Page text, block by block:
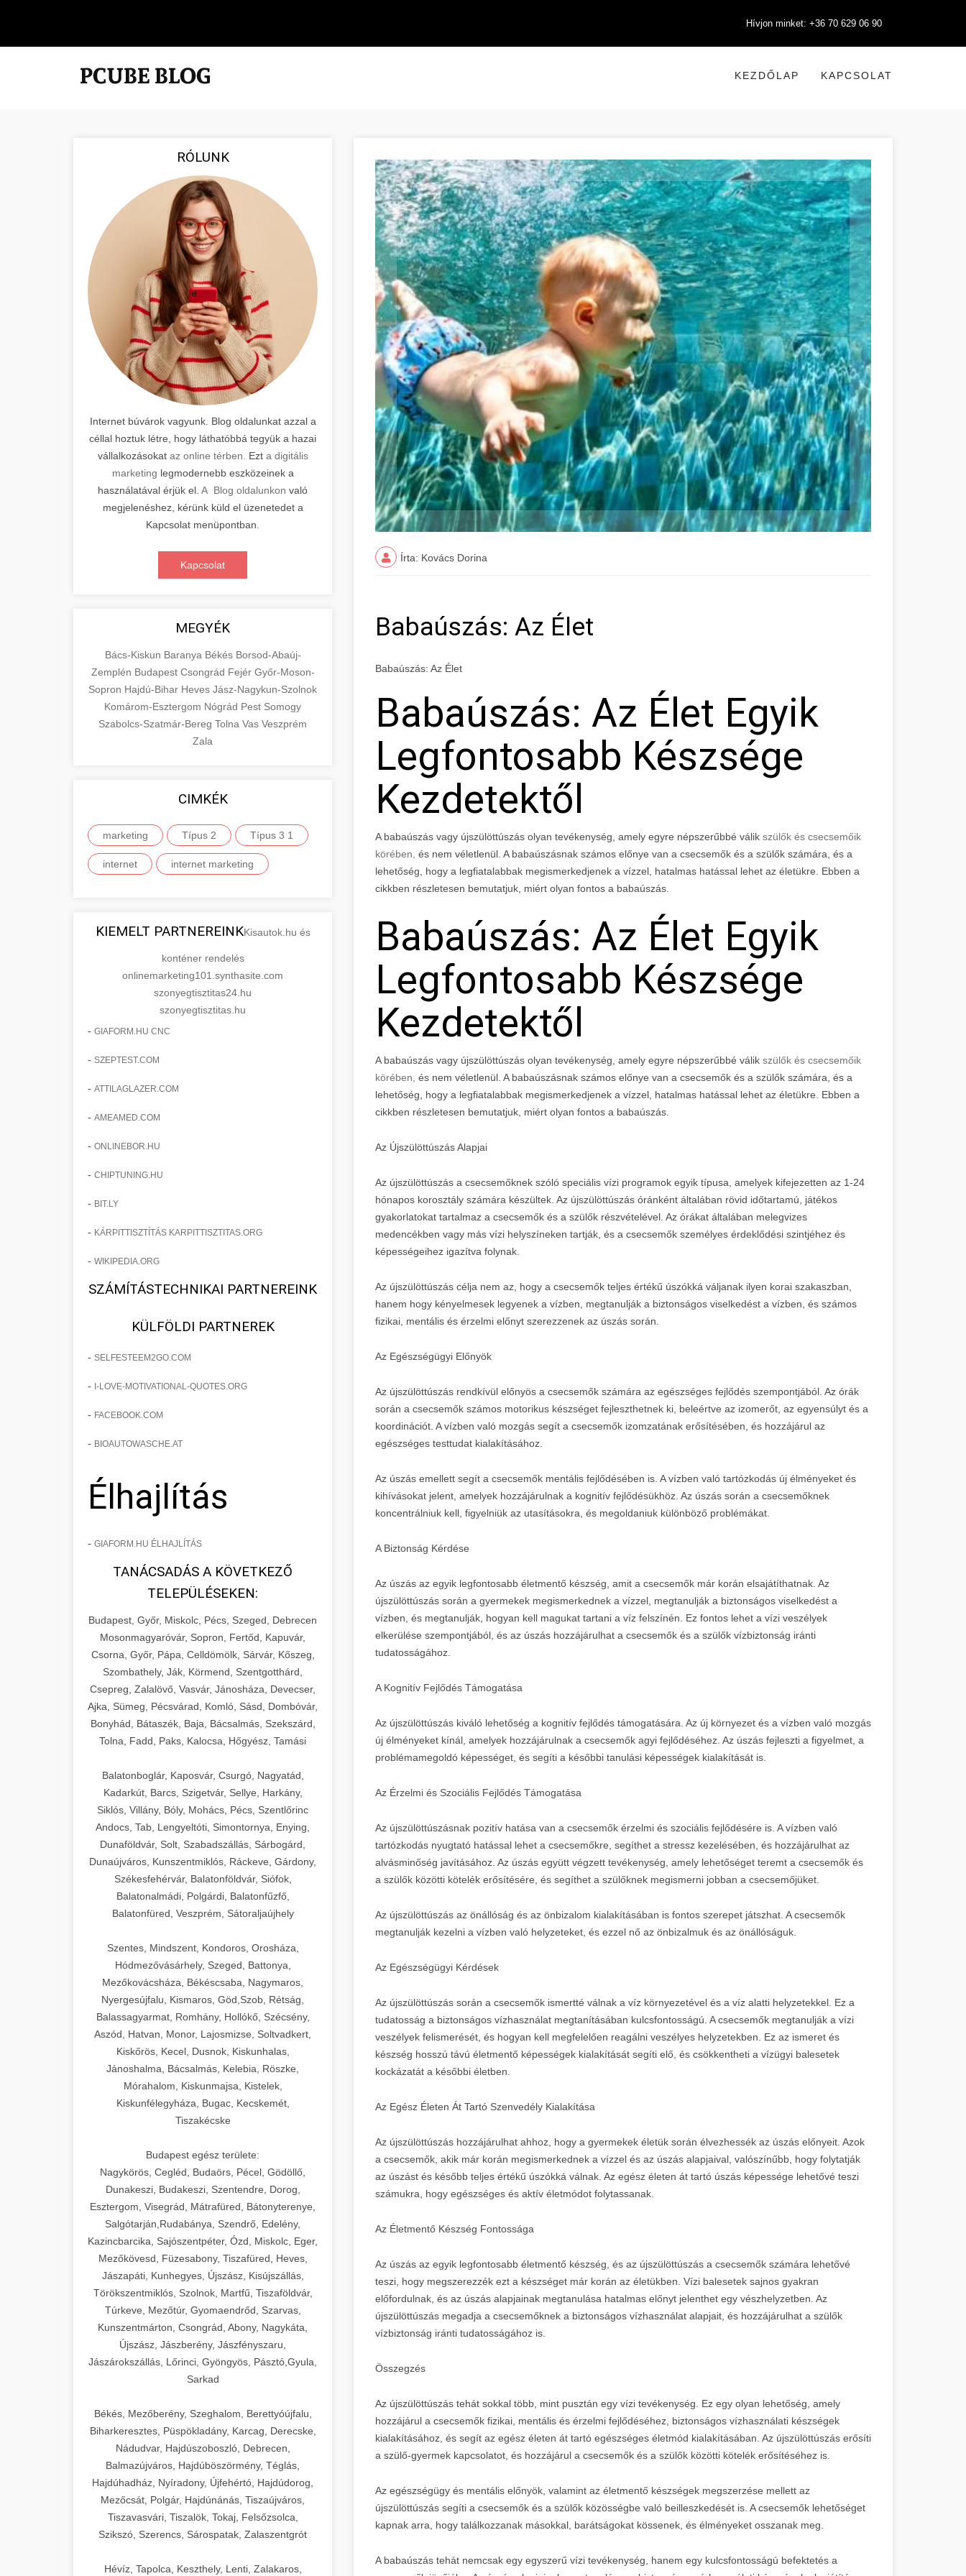
Hívjon minket: +36 70 629 06 90
KEZDŐLAP KAPCSOLAT
RÓLUNK
Internet búvárok vagyunk. Blog oldalunkat azzal a
céllal hoztuk létre, hogy láthatóbbá tegyük a hazai
vállalkozásokat az online térben. Ezt a digitális
marketing legmodernebb eszközeinek a
használatával érjük el. A Blog oldalunkon való
megjelenéshez, kérünk küld el üzenetedet a
Kapcsolat menüpontban.
Kapcsolat
MEGYÉK
Bács-Kiskun Baranya Békés Borsod-Abaúj-
Zemplén Budapest Csongrád Fejér Győr-Moson-
Sopron Hajdú-Bihar Heves Jász-Nagykun-Szolnok
Komárom-Esztergom Nógrád Pest Somogy
Szabolcs-Szatmár-Bereg Tolna Vas Veszprém
Zala
CIMKÉK
marketing Típus 2 Típus 3 1
internet internet marketing
KIEMELT PARTNEREINKKisautok.hu és
konténer rendelés
onlinemarketing101.synthasite.com
szonyegtisztitas24.hu
szonyegtisztitas.hu
- GIAFORM.HU CNC
- SZEPTEST.COM
- ATTILAGLAZER.COM
- AMEAMED.COM
- ONLINEBOR.HU
- CHIPTUNING.HU
- BIT.LY
- KÁRPITTISZTÍTÁS KARPITTISZTITAS.ORG
- WIKIPEDIA.ORG
SZÁMÍTÁSTECHNIKAI PARTNEREINK
KÜLFÖLDI PARTNEREK
- SELFESTEEM2GO.COM
- I-LOVE-MOTIVATIONAL-QUOTES.ORG
- FACEBOOK.COM
- BIOAUTOWASCHE.AT
Élhajlítás
- GIAFORM.HU ÉLHAJLÍTÁS
TANÁCSADÁS A KÖVETKEZŐ
TELEPÜLÉSEKEN:
Budapest, Győr, Miskolc, Pécs, Szeged, Debrecen
Mosonmagyaróvár, Sopron, Fertőd, Kapuvár,
Csorna, Győr, Pápa, Celldömölk, Sárvár, Kőszeg,
Szombathely, Ják, Körmend, Szentgotthárd,
Csepreg, Zalalövő, Vasvár, Jánosháza, Devecser,
Ajka, Sümeg, Pécsvárad, Komló, Sásd, Dombóvár,
Bonyhád, Bátaszék, Baja, Bácsalmás, Szekszárd,
Tolna, Fadd, Paks, Kalocsa, Hőgyész, Tamási
Balatonboglár, Kaposvár, Csurgó, Nagyatád,
Kadarkút, Barcs, Szigetvár, Sellye, Harkány,
Siklós, Villány, Bóly, Mohács, Pécs, Szentlőrinc
Andocs, Tab, Lengyeltóti, Simontornya, Enying,
Dunaföldvár, Solt, Szabadszállás, Sárbogárd,
Dunaújváros, Kunszentmiklós, Ráckeve, Gárdony,
Székesfehérvár, Balatonföldvár, Siófok,
Balatonalmádi, Polgárdi, Balatonfűzfő,
Balatonfüred, Veszprém, Sátoraljaújhely
Szentes, Mindszent, Kondoros, Orosháza,
Hódmezővásárhely, Szeged, Battonya,
Mezőkovácsháza, Békéscsaba, Nagymaros,
Nyergesújfalu, Kismaros, Göd,Szob, Rétság,
Balassagyarmat, Romhány, Hollókő, Szécsény,
Aszód, Hatvan, Monor, Lajosmizse, Soltvadkert,
Kiskőrös, Kecel, Dusnok, Kiskunhalas,
Jánoshalma, Bácsalmás, Kelebia, Röszke,
Mórahalom, Kiskunmajsa, Kistelek,
Kiskunfélegyháza, Bugac, Kecskemét,
Tiszakécske
Budapest egész területe:
Nagykörös, Cegléd, Budaörs, Pécel, Gödöllő,
Dunakeszi, Budakeszi, Szentendre, Dorog,
Esztergom, Visegrád, Mátrafüred, Bátonyterenye,
Salgótarján,Rudabánya, Szendrő, Edelény,
Kazincbarcika, Sajószentpéter, Ózd, Miskolc, Eger,
Mezőkövesd, Füzesabony, Tiszafüred, Heves,
Jászapáti, Kunhegyes, Újszász, Kisújszállás,
Törökszentmiklós, Szolnok, Martfű, Tiszaföldvár,
Túrkeve, Mezőtúr, Gyomaendrőd, Szarvas,
Kunszentmárton, Csongrád, Abony, Nagykáta,
Újszász, Jászberény, Jászfényszaru,
Jászárokszállás, Lőrinci, Gyöngyös, Pásztó,Gyula,
Sarkad
Békés, Mezőberény, Szeghalom, Berettyóújfalu,
Biharkeresztes, Püspökladány, Karcag, Derecske,
Nádudvar, Hajdúszoboszló, Debrecen,
Balmazújváros, Hajdúböszörmény, Téglás,
Hajdúhadház, Nyíradony, Újfehértó, Hajdúdorog,
Mezőcsát, Polgár, Hajdúnánás, Tiszaújváros,
Tiszavasvári, Tiszalök, Tokaj, Felsőzsolca,
Szikszó, Szerencs, Sárospatak, Zalaszentgrót
Hévíz, Tapolca, Keszthely, Lenti, Zalakaros,
Írta: Kovács Dorina
Babaúszás: Az Élet
Babaúszás: Az Élet
Babaúszás: Az Élet Egyik
Legfontosabb Készsége
Kezdetektől
A babaúszás vagy újszülöttúszás olyan tevékenység, amely egyre népszerűbbé válik szülők és csecsemőik
körében, és nem véletlenül. A babaúszásnak számos előnye van a csecsemők és a szülők számára, és a
lehetőség, hogy a legfiatalabbak megismerkedjenek a vízzel, hatalmas hatással lehet az életükre. Ebben a
cikkben részletesen bemutatjuk, miért olyan fontos a babaúszás.
Babaúszás: Az Élet Egyik
Legfontosabb Készsége
Kezdetektől
A babaúszás vagy újszülöttúszás olyan tevékenység, amely egyre népszerűbbé válik szülők és csecsemőik
körében, és nem véletlenül. A babaúszásnak számos előnye van a csecsemők és a szülők számára, és a
lehetőség, hogy a legfiatalabbak megismerkedjenek a vízzel, hatalmas hatással lehet az életükre. Ebben a
cikkben részletesen bemutatjuk, miért olyan fontos a babaúszás.
Az Újszülöttúszás Alapjai
Az újszülöttúszás a csecsemőknek szóló speciális vízi programok egyik típusa, amelyek kifejezetten az 1-24
hónapos korosztály számára készültek. Az újszülöttúszás óránként általában rövid időtartamú, játékos
gyakorlatokat tartalmaz a csecsemők és a szülők részvételével. Az órákat általában melegvizes
medencékben vagy más vízi helyszíneken tartják, és a csecsemők személyes érdeklődési szintjéhez és
képességeihez igazítva folynak.
Az újszülöttúszás célja nem az, hogy a csecsemők teljes értékű úszókká váljanak ilyen korai szakaszban,
hanem hogy kényelmesek legyenek a vízben, megtanulják a biztonságos viselkedést a vízben, és számos
fizikai, mentális és érzelmi előnyt szerezzenek az úszás során.
Az Egészségügyi Előnyök
Az újszülöttúszás rendkívül előnyös a csecsemők számára az egészséges fejlődés szempontjából. Az órák
során a csecsemők számos motorikus készséget fejleszthetnek ki, beleértve az izomerőt, az egyensúlyt és a
koordinációt. A vízben való mozgás segít a csecsemők izomzatának erősítésében, és hozzájárul az
egészséges testtudat kialakításához.
Az úszás emellett segít a csecsemők mentális fejlődésében is. A vízben való tartózkodás új élményeket és
kihívásokat jelent, amelyek hozzájárulnak a kognitív fejlődésükhöz. Az úszás során a csecsemőknek
koncentrálniuk kell, figyelniük az utasításokra, és megoldaniuk különböző problémákat.
A Biztonság Kérdése
Az úszás az egyik legfontosabb életmentő készség, amit a csecsemők már korán elsajátíthatnak. Az
újszülöttúszás során a gyermekek megismerkednek a vízzel, megtanulják a biztonságos viselkedést a
vízben, és megtanulják, hogyan kell magukat tartani a víz felszínén. Ez fontos lehet a vízi veszélyek
elkerülése szempontjából, és az úszás hozzájárulhat a csecsemők és a szülők vízbiztonság iránti
tudatosságához.
A Kognitív Fejlődés Támogatása
Az újszülöttúszás kiváló lehetőség a kognitív fejlődés támogatására. Az új környezet és a vízben való mozgás
új élményeket kínál, amelyek hozzájárulnak a csecsemők agyi fejlődéséhez. Az úszás fejleszti a figyelmet, a
problémamegoldó képességet, és segíti a későbbi tanulási képességek kialakítását is.
Az Érzelmi és Szociális Fejlődés Támogatása
Az újszülöttúszásnak pozitív hatása van a csecsemők érzelmi és szociális fejlődésére is. A vízben való
tartózkodás nyugtató hatással lehet a csecsemőkre, segíthet a stressz kezelésében, és hozzájárulhat az
alvásminőség javításához. Az úszás együtt végzett tevékenység, amely lehetőséget teremt a csecsemők és
a szülők közötti kötelék erősítésére, és segíthet a szülőknek megismerni jobban a csecsemőjüket.
Az újszülöttúszás az önállóság és az önbizalom kialakításában is fontos szerepet játszhat. A csecsemők
megtanulják kezelni a vízben való helyzeteket, és ezzel nő az önbizalmuk és az önállóságuk.
Az Egészségügyi Kérdések
Az újszülöttúszás során a csecsemők ismertté válnak a víz környezetével és a víz alatti helyzetekkel. Ez a
tudatosság a biztonságos vízhasználat megtanításában kulcsfontosságú. A csecsemők megtanulják a vízi
veszélyek felismerését, és hogyan kell megfelelően reagálni veszélyes helyzetekben. Ez az ismeret és
készség hosszú távú életmentő képességek kialakítását segíti elő, és csökkentheti a vízügyi balesetek
kockázatát a későbbi életben.
Az Egész Életen Át Tartó Szenvedély Kialakítása
Az újszülöttúszás hozzájárulhat ahhoz, hogy a gyermekek életük során élvezhessék az úszás előnyeit. Azok
a csecsemők, akik már korán megismerkednek a vízzel és az úszás alapjaival, valószínűbb, hogy folytatják
az úszást és később teljes értékű úszókká válnak. Az egész életen át tartó úszás képessége lehetővé teszi
számukra, hogy egészséges és aktív életmódot folytassanak.
Az Életmentő Készség Fontossága
Az úszás az egyik legfontosabb életmentő készség, és az újszülöttúszás a csecsemők számára lehetővé
teszi, hogy megszerezzék ezt a készséget már korán az életükben. Vízi balesetek sajnos gyakran
előfordulnak, és az úszás alapjainak megtanulása hatalmas előnyt jelenthet egy vészhelyzetben. Az
újszülöttúszás megadja a csecsemőknek a biztonságos vízhasználat alapjait, és hozzájárulhat a szülők
vízbiztonság iránti tudatosságához is.
Összegzés
Az újszülöttúszás tehát sokkal több, mint pusztán egy vízi tevékenység. Ez egy olyan lehetőség, amely
hozzájárul a csecsemők fizikai, mentális és érzelmi fejlődéséhez, biztonságos vízhasználati készségek
kialakításához, és segít az egész életen át tartó egészséges életmód kialakításában. Az újszülöttúszás erősíti
a szülő-gyermek kapcsolatot, és hozzájárul a csecsemők és a szülők közötti kötelék erősítéséhez is.
Az egészségügy és mentális előnyök, valamint az életmentő készségek megszerzése mellett az
újszülöttúszás segíti a csecsemők és a szülők közösségbe való beilleszkedését is. A csecsemők lehetőséget
kapnak arra, hogy találkozzanak másokkal, barátságokat kössenek, és élményeket osszanak meg.
A babaúszás tehát nemcsak egy egyszerű vízi tevékenység, hanem egy kulcsfontosságú befektetés a